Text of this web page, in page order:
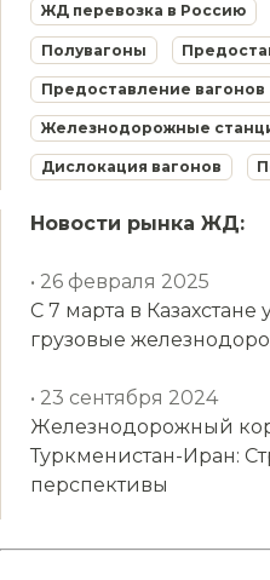
ЖД перевозка в Россию
Полувагоны
Предоставление вагонов
Железнодорожные
Дислокация вагонов
Новости рынка ЖД:
• 26 февраля 2025
С 7 марта в
грузовые
• 23 сентября 2024
Железнодорожный
Туркменистан-Иран:
перспективы